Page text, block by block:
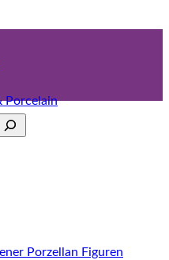
Porzellan Figuren